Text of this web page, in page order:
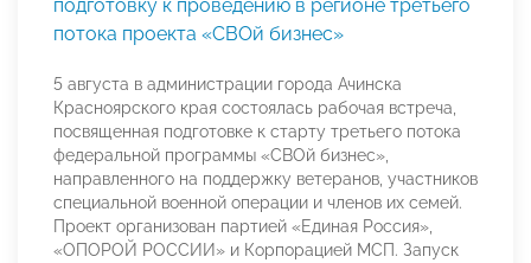
подготовку к проведению в регионе третьего
потока проекта «СВОй бизнес»
5 августа в администрации города Ачинска
Красноярского края состоялась рабочая встреча,
посвященная подготовке к старту третьего потока
федеральной программы «СВОй бизнес»,
направленного на поддержку ветеранов, участников
специальной военной операции и членов их семей.
Проект организован партией «Единая Россия»,
«ОПОРОЙ РОССИИ» и Корпорацией МСП. Запуск